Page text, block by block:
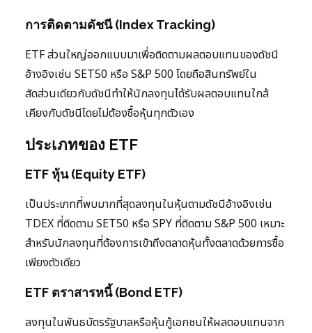
การติดตามดัชนี (Index Tracking)
ETF ส่วนใหญ่ออกแบบมาเพื่อติดตามผลตอบแทนของดัชนี
อ้างอิงเช่น SET50 หรือ S&P 500 โดยถือสินทรัพย์ใน
สัดส่วนเดียวกับดัชนีทำให้นักลงทุนได้รับผลตอบแทนใกล้
เคียงกับดัชนีโดยไม่ต้องซื้อหุ้นทุกตัวเอง
ประเภทของ ETF
ETF หุ้น (Equity ETF)
เป็นประเภทที่พบมากที่สุดลงทุนในหุ้นตามดัชนีอ้างอิงเช่น
TDEX ที่ติดตาม SET50 หรือ SPY ที่ติดตาม S&P 500 เหมาะ
สำหรับนักลงทุนที่ต้องการเข้าถึงตลาดหุ้นทั้งตลาดด้วยการซื้อ
เพียงตัวเดียว
ETF ตราสารหนี้ (Bond ETF)
ลงทุนในพันธบัตรรัฐบาลหรือหุ้นกู้เอกชนให้ผลตอบแทนจาก